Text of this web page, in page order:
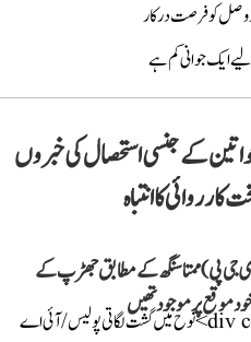
وصل کو فرصت درکار
ایک جوانی کم ہے
کے جنسی استحصال کی خبروں
کارروائی کا انتباہ
جی پی) ممتا سنگھ کے مطابق جھڑپ کے
موقع پر موجود تھیں